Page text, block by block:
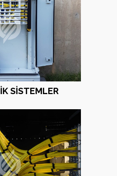
SISTEMLER